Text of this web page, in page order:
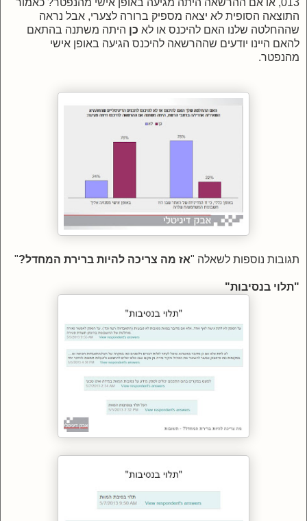
התוצאה הסופית לא יצאה מספיק ברורה לצערי, אבל נראה
שההחלטה שלנו האם להיכנס או לא כן היתה משתנה בהתאם
להאם היינו יודעים שההרשאה להיכנס הגיעה באופן אישי
מהנפטר.
תגובות נוספות לשאלה "אז מה צריכה להיות ברירת המחדל?"
"תלוי בנסיבות"